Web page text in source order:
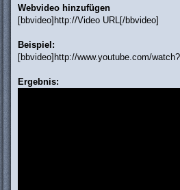
Webvideo hinzufügen
[bbvideo]http://Video URL[/bbvideo]
Beispiel:
[bbvideo]http://www.youtube.com/
Ergebnis: